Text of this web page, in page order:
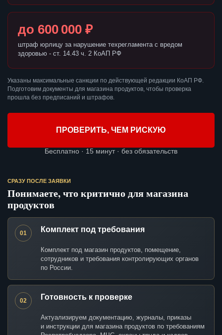
до 600 000 ₽
штраф юрлицу за нарушение техрегламента с вредом
здоровью - ст. 14.43 ч. 2 КоАП РФ
Указаны максимальные санкции по действующей редакции КоАП РФ.
Подготовим документы для магазина продуктов, чтобы проверка
прошла без предписаний и штрафов.
ПРОВЕРИТЬ, ЧЕМ РИСКУЮ
Бесплатно · 15 минут · без обязательств
СРАЗУ ПОСЛЕ ЗАЯВКИ
Понимаете, что критично для магазина
продуктов
01 Комплект под требования
Комплект под магазин продуктов, помещение,
сотрудников и требования контролирующих органов
по России.
02 Готовность к проверке
Актуализируем документацию, журналы, приказы
и инструкции для магазина продуктов по требованиям